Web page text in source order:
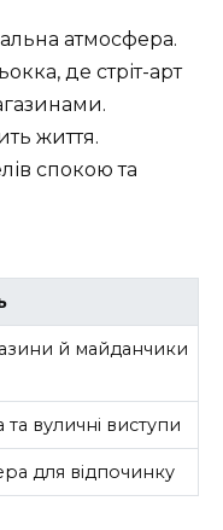
атмосфера.
де стріт-арт
життя.
спокою та
й майданчики
вуличні виступи
для відпочинку